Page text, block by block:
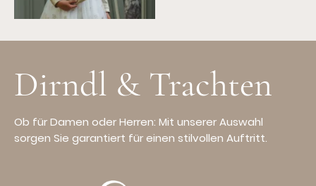
Dirndl & Trachten
Ob für Damen oder Herren: Mit unserer Auswahl
sorgen Sie garantiert für einen stilvollen Auftritt.